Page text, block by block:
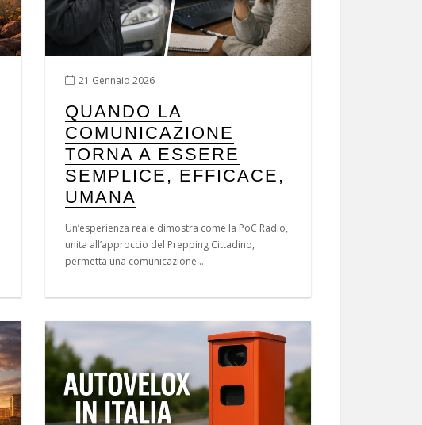
21 Gennaio 2026
QUANDO LA
COMUNICAZIONE
TORNA A ESSERE
SEMPLICE, EFFICACE,
UMANA
Un’esperienza reale dimostra come la PoC Radio,
unita all’approccio del Prepping Cittadino,
permetta una comunicazione...